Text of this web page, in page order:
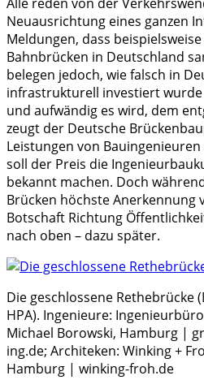
Neuausrichtung eines ganzen
Meldungen, dass
Bahnbrücken in Deutschland
belegen jedoch, wie falsch in
infrastrukturell investiert
und aufwändig es wird, dem
zeugt der Deutsche
Leistungen von
soll der Preis die
bekannt machen. Doch
Brücken höchste Anerkennung
Botschaft Richtung
nach oben – dazu später.
Die geschlossene Rethebrücke
HPA). Ingenieure:
Michael Borowski, Hamburg |
ing.de; Architeken: Winking +
Hamburg | winking-froh.de